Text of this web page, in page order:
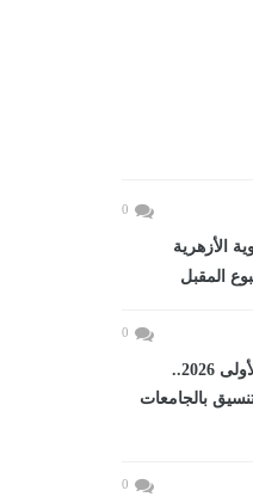
0
الأزهرية
المقبل
0
تنسيق المرحلة الأولى 2026..
بالجامعات
0